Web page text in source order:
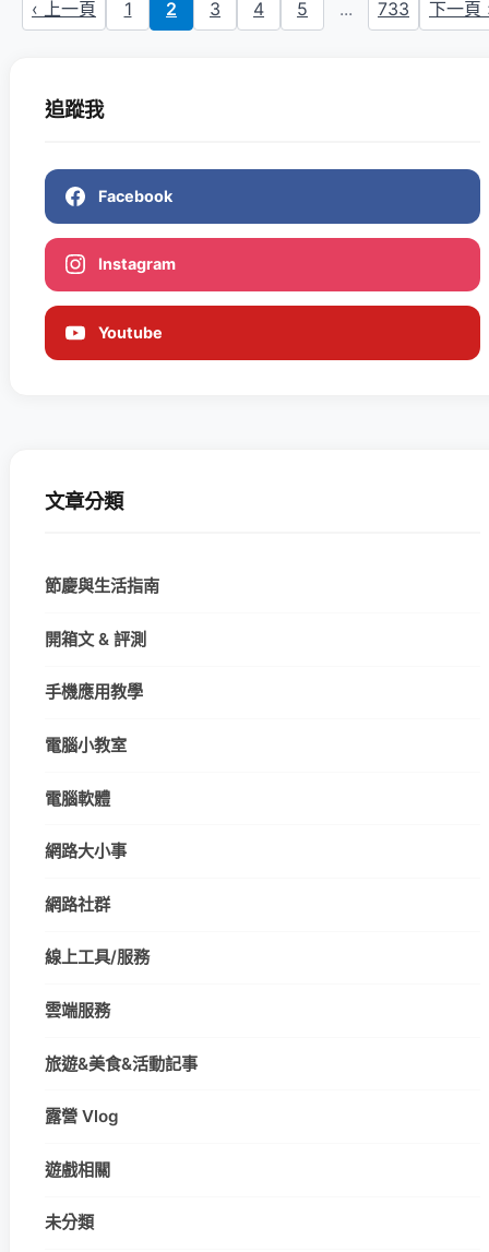
‹ 上一頁 1 2 3 4 5 ... 733 下一頁
追蹤我
Facebook
Instagram
Youtube
文章分類
節慶與生活指南
開箱文 & 評測
手機應用教學
電腦小教室
電腦軟體
網路大小事
網路社群
線上工具/服務
雲端服務
旅遊&美食&活動記事
露營 Vlog
遊戲相關
未分類